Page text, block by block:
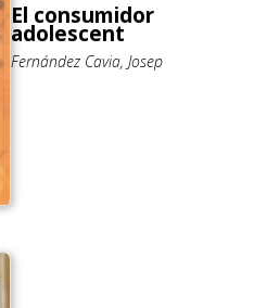
El consumidor
adolescent
Fernández Cavia, Josep